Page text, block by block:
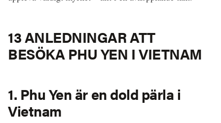
13 ANLEDNINGAR ATT
BESÖKA PHU YEN I VIETNAM
1. Phu Yen är en dold pärla i
Vietnam